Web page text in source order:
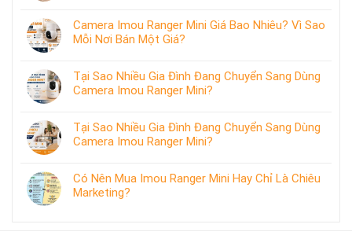
Camera Imou Ranger Mini Giá Bao Nhiêu? Vì Sao
Mỗi Nơi Bán Một Giá?
Tại Sao Nhiều Gia Đình Đang Chuyển Sang Dùng
Camera Imou Ranger Mini?
Tại Sao Nhiều Gia Đình Đang Chuyển Sang Dùng
Camera Imou Ranger Mini?
Có Nên Mua Imou Ranger Mini Hay Chỉ Là Chiêu
Marketing?